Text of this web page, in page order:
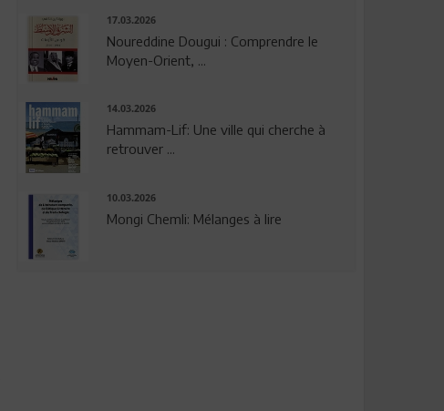
17.03.2026
Noureddine Dougui : Comprendre le
Moyen-Orient, ...
14.03.2026
Hammam-Lif: Une ville qui cherche à
retrouver ...
10.03.2026
Mongi Chemli: Mélanges à lire